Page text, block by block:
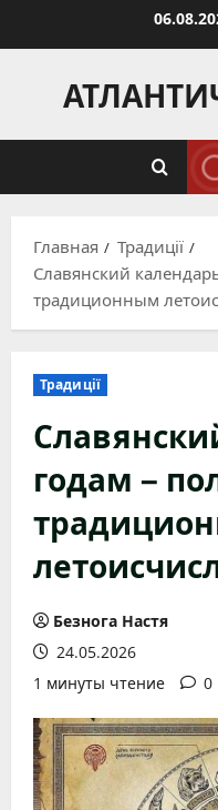
Главная
Традиції
Славянский
традиционным
Традиції
годам –
Безнога Настя
24.05.2026
1 минуты чтение
0